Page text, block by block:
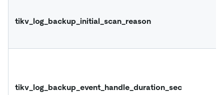
tikv_log_backup_initial_scan_reason
tikv_log_backup_event_handle_duration_sec